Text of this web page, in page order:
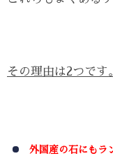
その理由は2つです
外国産の石にもラ